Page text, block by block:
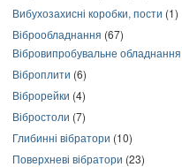
Вибухозахисні коробки, пости (1)
Віброобладнання (67)
Вібровипробувальне обладнання
Віброплити (6)
Віброрейки (4)
Вібростоли (7)
Глибинні вібратори (10)
Поверхневі вібратори (23)